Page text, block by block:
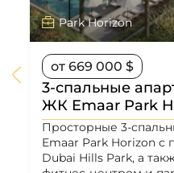
Park Horizon
от 669 000 $
3-спальные
ЖК Emaar Park
Просторные 3-
Emaar Park Horizon с
Dubai Hills Park, а